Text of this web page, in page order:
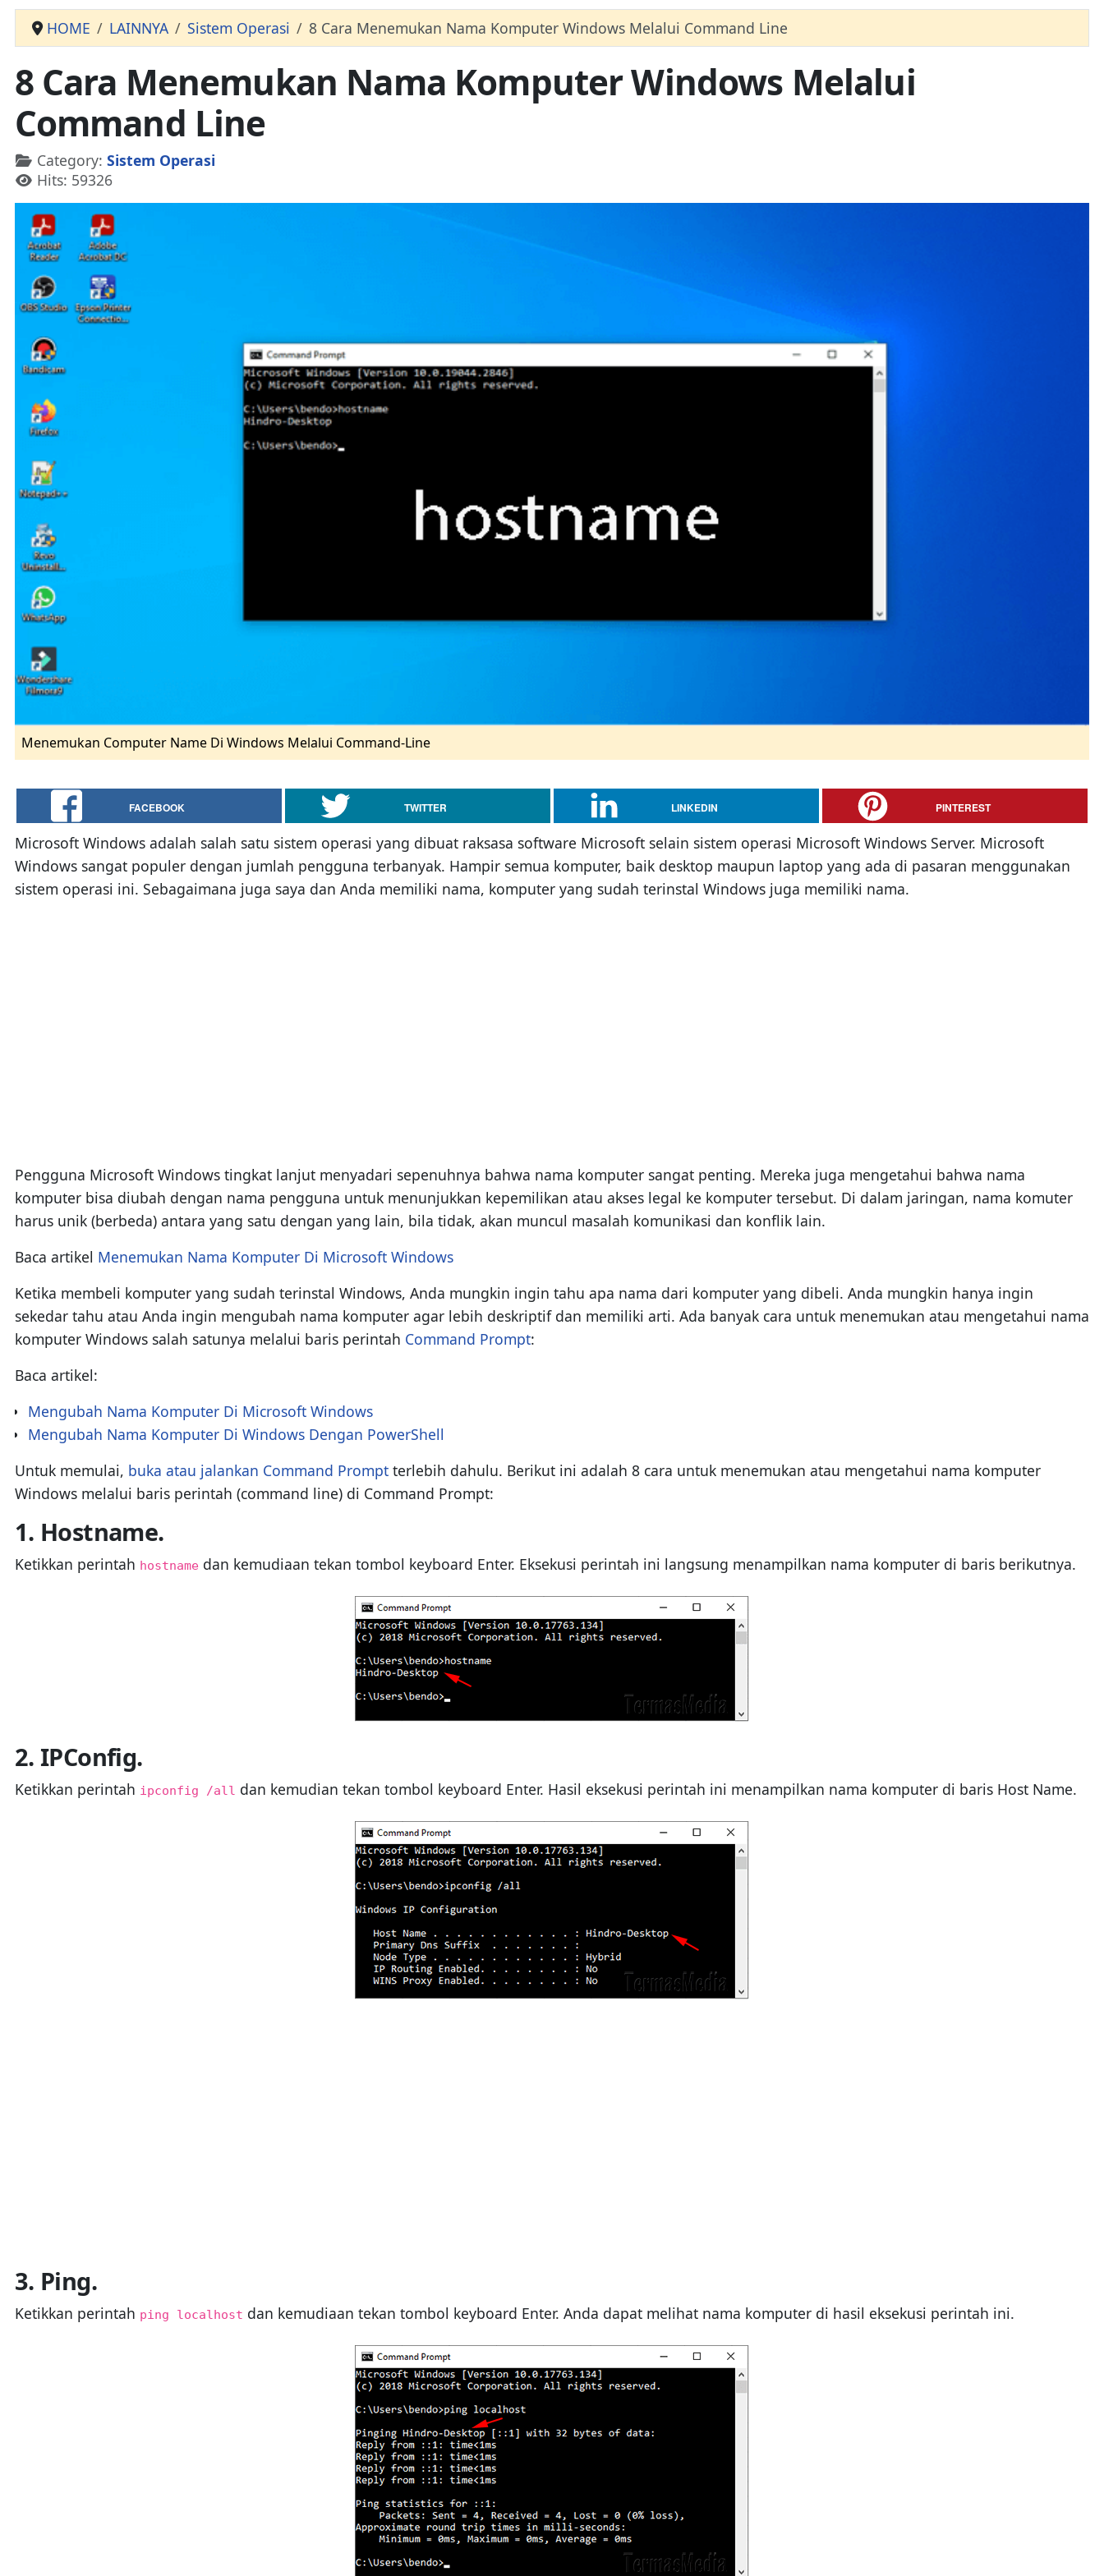
HOME LAINNYA Sistem Operasi 8 Cara Menemukan Nama Komputer Windows Melalui Command Line
8 Cara Menemukan Nama Komputer Windows Melalui
Command Line
Details
Category: Sistem Operasi
Hits: 59326
Menemukan Computer Name Di Windows Melalui Command-Line
FACEBOOK TWITTER LINKEDIN PINTEREST
Microsoft Windows adalah salah satu sistem operasi yang dibuat raksasa software Microsoft selain sistem operasi Microsoft Windows Server. Microsoft
Windows sangat populer dengan jumlah pengguna terbanyak. Hampir semua komputer, baik desktop maupun laptop yang ada di pasaran menggunakan
sistem operasi ini. Sebagaimana juga saya dan Anda memiliki nama, komputer yang sudah terinstal Windows juga memiliki nama.
Pengguna Microsoft Windows tingkat lanjut menyadari sepenuhnya bahwa nama komputer sangat penting. Mereka juga mengetahui bahwa nama
komputer bisa diubah dengan nama pengguna untuk menunjukkan kepemilikan atau akses legal ke komputer tersebut. Di dalam jaringan, nama komuter
harus unik (berbeda) antara yang satu dengan yang lain, bila tidak, akan muncul masalah komunikasi dan konflik lain.
Baca artikel Menemukan Nama Komputer Di Microsoft Windows
Ketika membeli komputer yang sudah terinstal Windows, Anda mungkin ingin tahu apa nama dari komputer yang dibeli. Anda mungkin hanya ingin
sekedar tahu atau Anda ingin mengubah nama komputer agar lebih deskriptif dan memiliki arti. Ada banyak cara untuk menemukan atau mengetahui nama
komputer Windows salah satunya melalui baris perintah Command Prompt:
Baca artikel:
Mengubah Nama Komputer Di Microsoft Windows
Mengubah Nama Komputer Di Windows Dengan PowerShell
Untuk memulai, buka atau jalankan Command Promptterlebih dahulu. Berikut ini adalah 8 cara untuk menemukan atau mengetahui nama komputer
Windows melalui baris perintah (command line) di Command Prompt:
1. Hostname.
Ketikkan perintah hostnamedan kemudiaan tekan tombol keyboard Enter. Eksekusi perintah ini langsung menampilkan nama komputer di baris berikutnya.
2. IPConfig.
Ketikkan perintah ipconfig /all dan kemudian tekan tombol keyboard Enter. Hasil eksekusi perintah ini menampilkan nama komputer di baris Host Name.
3. Ping.
Ketikkan perintah ping localhost dan kemudiaan tekan tombol keyboard Enter. Anda dapat melihat nama komputer di hasil eksekusi perintah ini.